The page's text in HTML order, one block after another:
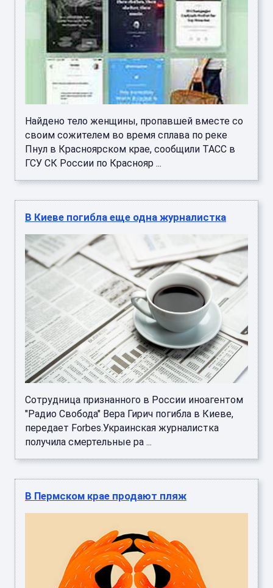
Найдено тело женщины, пропавшей вместе со
своим сожителем во время сплава по реке
Пнул в Красноярском крае, сообщили ТАСС в
ГСУ СК России по Краснояр ...
В Киеве погибла еще одна журналистка
Сотрудница признанного в России иноагентом
"Радио Свобода" Вера Гирич погибла в Киеве,
передает Forbes.Украинская журналистка
получила смертельные ра ...
В Пермском крае продают пляж